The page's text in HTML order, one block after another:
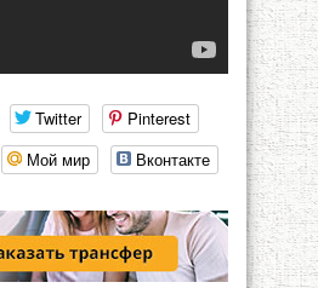
Twitter
Pinterest
Мой мир Вконтакте